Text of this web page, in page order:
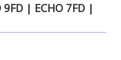
9FD | ECHO 7FD |